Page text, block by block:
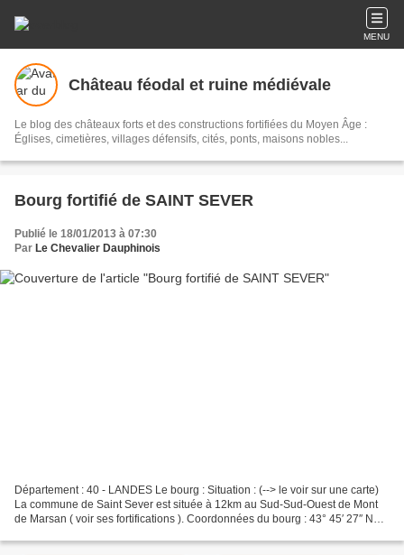
MENU
Château féodal et ruine médiévale
Le blog des châteaux forts et des constructions fortifiées du Moyen Âge :
Églises, cimetières, villages défensifs, cités, ponts, maisons nobles...
Bourg fortifié de SAINT SEVER
Publié le 18/01/2013 à 07:30
Par Le Chevalier Dauphinois
Département : 40 - LANDES Le bourg : Situation : (--> le voir sur une carte)
La commune de Saint Sever est située à 12km au Sud-Sud-Ouest de Mont
de Marsan ( voir ses fortifications ). Coordonnées du bourg : 43° 45′ 27″ N